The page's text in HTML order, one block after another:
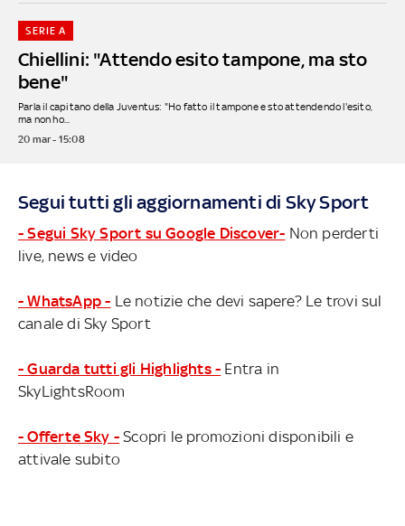
Chiellini: "Attendo esito tampone, ma sto
bene"
SERIE A
Parla il capitano della Juventus: "Ho fatto il tampone e sto attendendo l'esito,
ma non ho...
20 mar - 15:08
Segui tutti gli aggiornamenti di Sky Sport
- Segui Sky Sport su Google Discover- Non perderti
live, news e video
- WhatsApp - Le notizie che devi sapere? Le trovi sul
canale di Sky Sport
- Guarda tutti gli Highlights - Entra in
SkyLightsRoom
- Offerte Sky - Scopri le promozioni disponibili e
attivale subito